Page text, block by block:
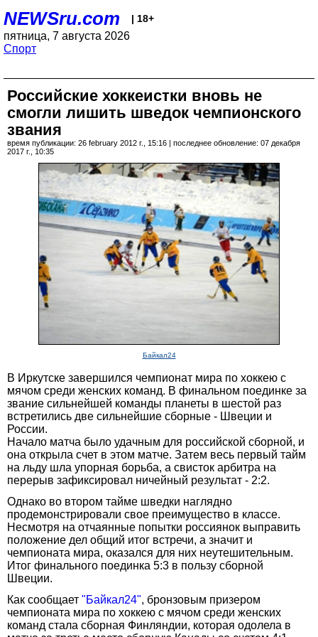
NEWSru.com | 18+
пятница, 7 августа 2026
Спорт
Российские хоккеистки вновь не
смогли лишить шведок чемпионского
звания
время публикации: 26 february 2012 г., 15:16 | последнее обновление: 07 декабря
2017 г., 10:35
Байкал24
В Иркутске завершился чемпионат мира по хоккею с
мячом среди женских команд. В финальном поединке за
звание сильнейшей команды планеты в шестой раз
встретились две сильнейшие сборные - Швеции и
России.
Начало матча было удачным для российской сборной, и
она открыла счет в этом матче. Затем весь первый тайм
на льду шла упорная борьба, а свисток арбитра на
перерыв зафиксировал ничейный результат - 2:2.
Однако во втором тайме шведки наглядно
продемонстрировали свое преимущество в классе.
Несмотря на отчаянные попытки россиянок выправить
положение дел общий итог встречи, а значит и
чемпионата мира, оказался для них неутешительным.
Итог финального поединка 5:3 в пользу сборной
Швеции.
Как сообщает "Байкал24", бронзовым призером
чемпионата мира по хоккею с мячом среди женских
команд стала сборная Финляндии, которая одолела в